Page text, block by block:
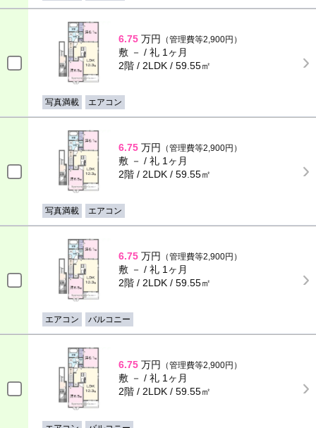
6.75 万円 （管理費等2,900円）
敷 － / 礼 1ヶ月
2階 / 2LDK / 59.55㎡
写真満載 エアコン
6.75 万円 （管理費等2,900円）
敷 － / 礼 1ヶ月
2階 / 2LDK / 59.55㎡
写真満載 エアコン
6.75 万円 （管理費等2,900円）
敷 － / 礼 1ヶ月
2階 / 2LDK / 59.55㎡
エアコン バルコニー
6.75 万円 （管理費等2,900円）
敷 － / 礼 1ヶ月
2階 / 2LDK / 59.55㎡